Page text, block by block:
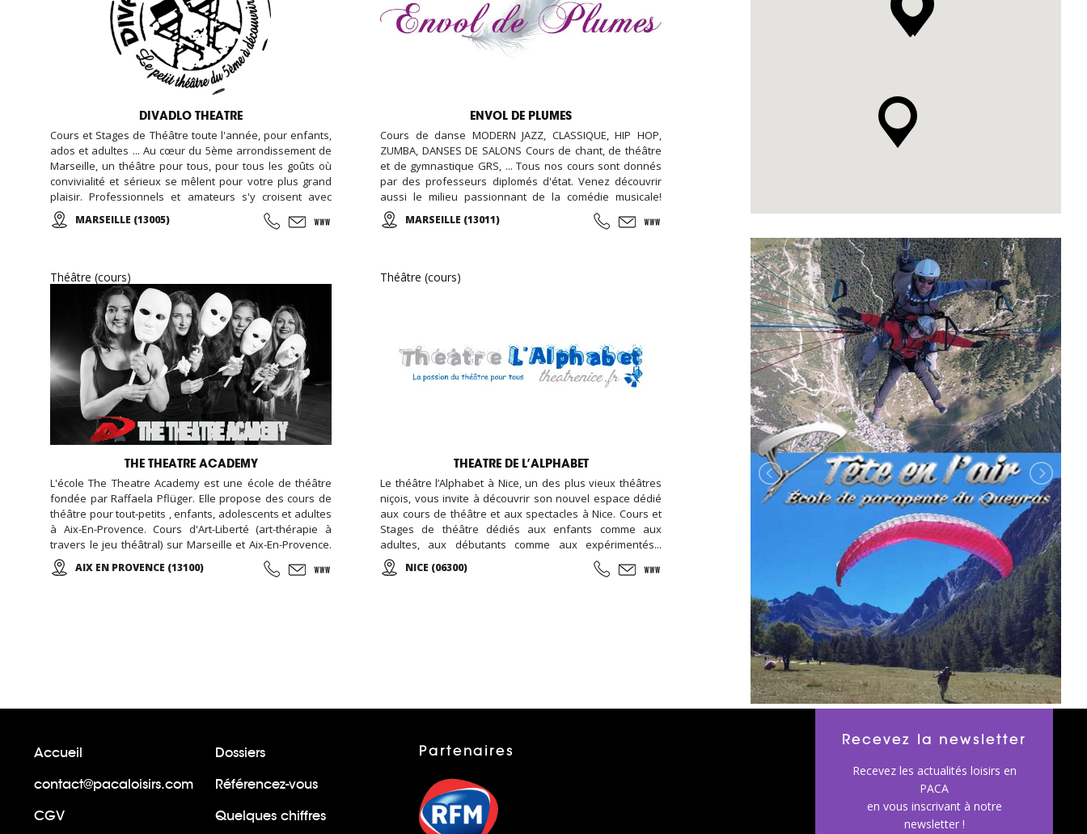
DIVADLO THEATRE
Cours et Stages de Théâtre toute l'année, pour enfants,
ados et adultes ... Au cœur du 5ème arrondissement de
Marseille, un théâtre pour tous, pour tous les goûts où
convivialité et sérieux se mêlent pour votre plus grand
plaisir. Professionnels et amateurs s'y croisent avec
passion, pour un public toujours conquis.
MARSEILLE (13005)
ENVOL DE PLUMES
Cours de danse MODERN JAZZ, CLASSIQUE, HIP HOP,
ZUMBA, DANSES DE SALONS Cours de chant, de théâtre
et de gymnastique GRS, ... Tous nos cours sont donnés
par des professeurs diplomés d'état. Venez découvrir
aussi le milieu passionnant de la comédie musicale!
Enfants, Ados et Adultes. Stages vacances,
Anniversaires, ... Cours d'essai offert !
MARSEILLE (13011)
Théâtre (cours)
THE THEATRE ACADEMY
L'école The Theatre Academy est une école de théâtre
fondée par Raffaela Pflüger. Elle propose des cours de
théâtre pour tout-petits , enfants, adolescents et adultes
à Aix-En-Provence. Cours d'Art-Liberté (art-thérapie à
travers le jeu théâtral) sur Marseille et Aix-En-Provence.
Stages de week-end et de vacances pour toute tranche
d'âge dans la région PACA. Nous proposons des cours et
AIX EN PROVENCE (13100)
Théâtre (cours)
THEATRE DE L’ALPHABET
Le théâtre l’Alphabet à Nice, un des plus vieux théâtres
niçois, vous invite à découvrir son nouvel espace dédié
aux cours de théâtre et aux spectacles à Nice. Cours et
Stages de théâtre dédiés aux enfants comme aux
adultes, aux débutants comme aux expérimentés...
Spectacles de théâtre avec des pièces de théâtre
classique et contemporain...
NICE (06300)
Accueil
Dossiers
contact@pacaloisirs.com
Référencez-vous
CGV
Quelques chiffres
Partenaires
Recevez la newsletter
Recevez les actualités loisirs en
PACA
en vous inscrivant à notre
newsletter !